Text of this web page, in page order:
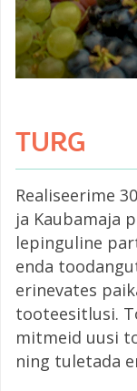
TURG
Realiseerime
ja Kaubamaja
lepinguline
enda
erinevates
tooteesitlusi.
mitmeid uusi
ning tuletada